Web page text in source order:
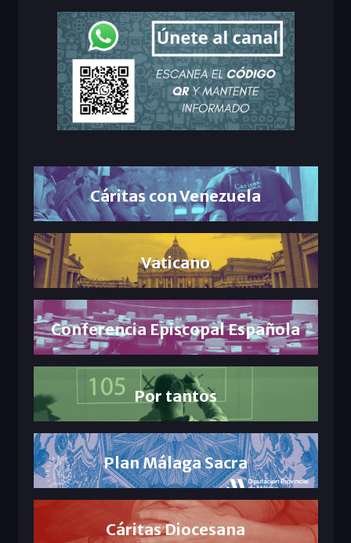
Cáritas con Venezuela
Vaticano
Conferencia Episcopal Española
Por tantos
Plan Málaga Sacra
Cáritas Diocesana